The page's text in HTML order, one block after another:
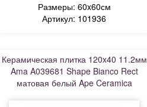
Размеры: 60x60см
Артикул: 101936
Керамическая плитка 120x40 11.2мм
Ama A039681 Shape Bianco Rect
матовая белый Ape Ceramica